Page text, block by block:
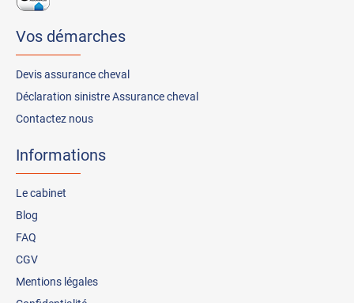
Vos démarches
Devis assurance cheval
Déclaration sinistre Assurance cheval
Contactez nous
Informations
Le cabinet
Blog
FAQ
CGV
Mentions légales